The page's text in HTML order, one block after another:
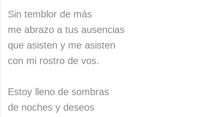
Sin temblor de más
me abrazo a tus ausencias
que asisten y me asisten
con mi rostro de vos.
Estoy lleno de sombras
de noches y deseos